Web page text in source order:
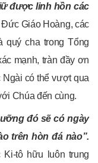
được linh hồn các
Giáo Hoàng, các
quý cha trong Tổng
mạnh, tràn đầy ơn
Ngài có thể vượt qua
Chúa đến cùng.
đó sẽ có ngày
trên hòn đá nào”.
tô hữu luôn trung